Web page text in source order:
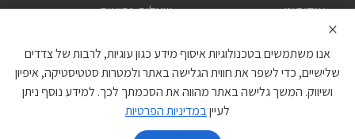
אודותינו
שאלות נפוצות
הצהרת נגישות
צור קשר
עוגיות
×
אנו משתמשים בטכנולוגיות איסוף מידע כגון עוגיות, לרבות של צדדים
שלישיים, כדי לשפר את חווית הגלישה באתר ולמטרות סטטיסטיקה, איפיון
ושיווק. המשך גלישה באתר מהווה את הסכמתך לכך. למידע נוסף ניתן
לעייןבמדיניות הפרטיות